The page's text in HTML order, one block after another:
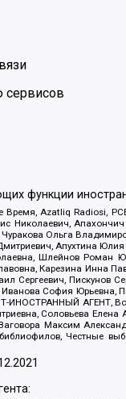
сервисов
функции
Azatliq Radiosi,
Николаевич,
Ольга
Апухтина
Шлейнов Роман
Карезина
Пискунов
София
АГЕНТ,
Соловьева
Максим
Честные